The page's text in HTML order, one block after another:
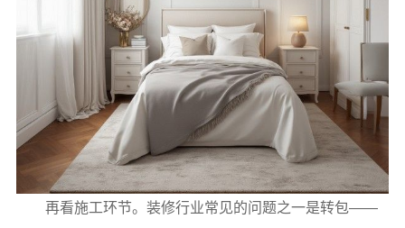
再看施工环节。装修行业常见的问题之一是转包——